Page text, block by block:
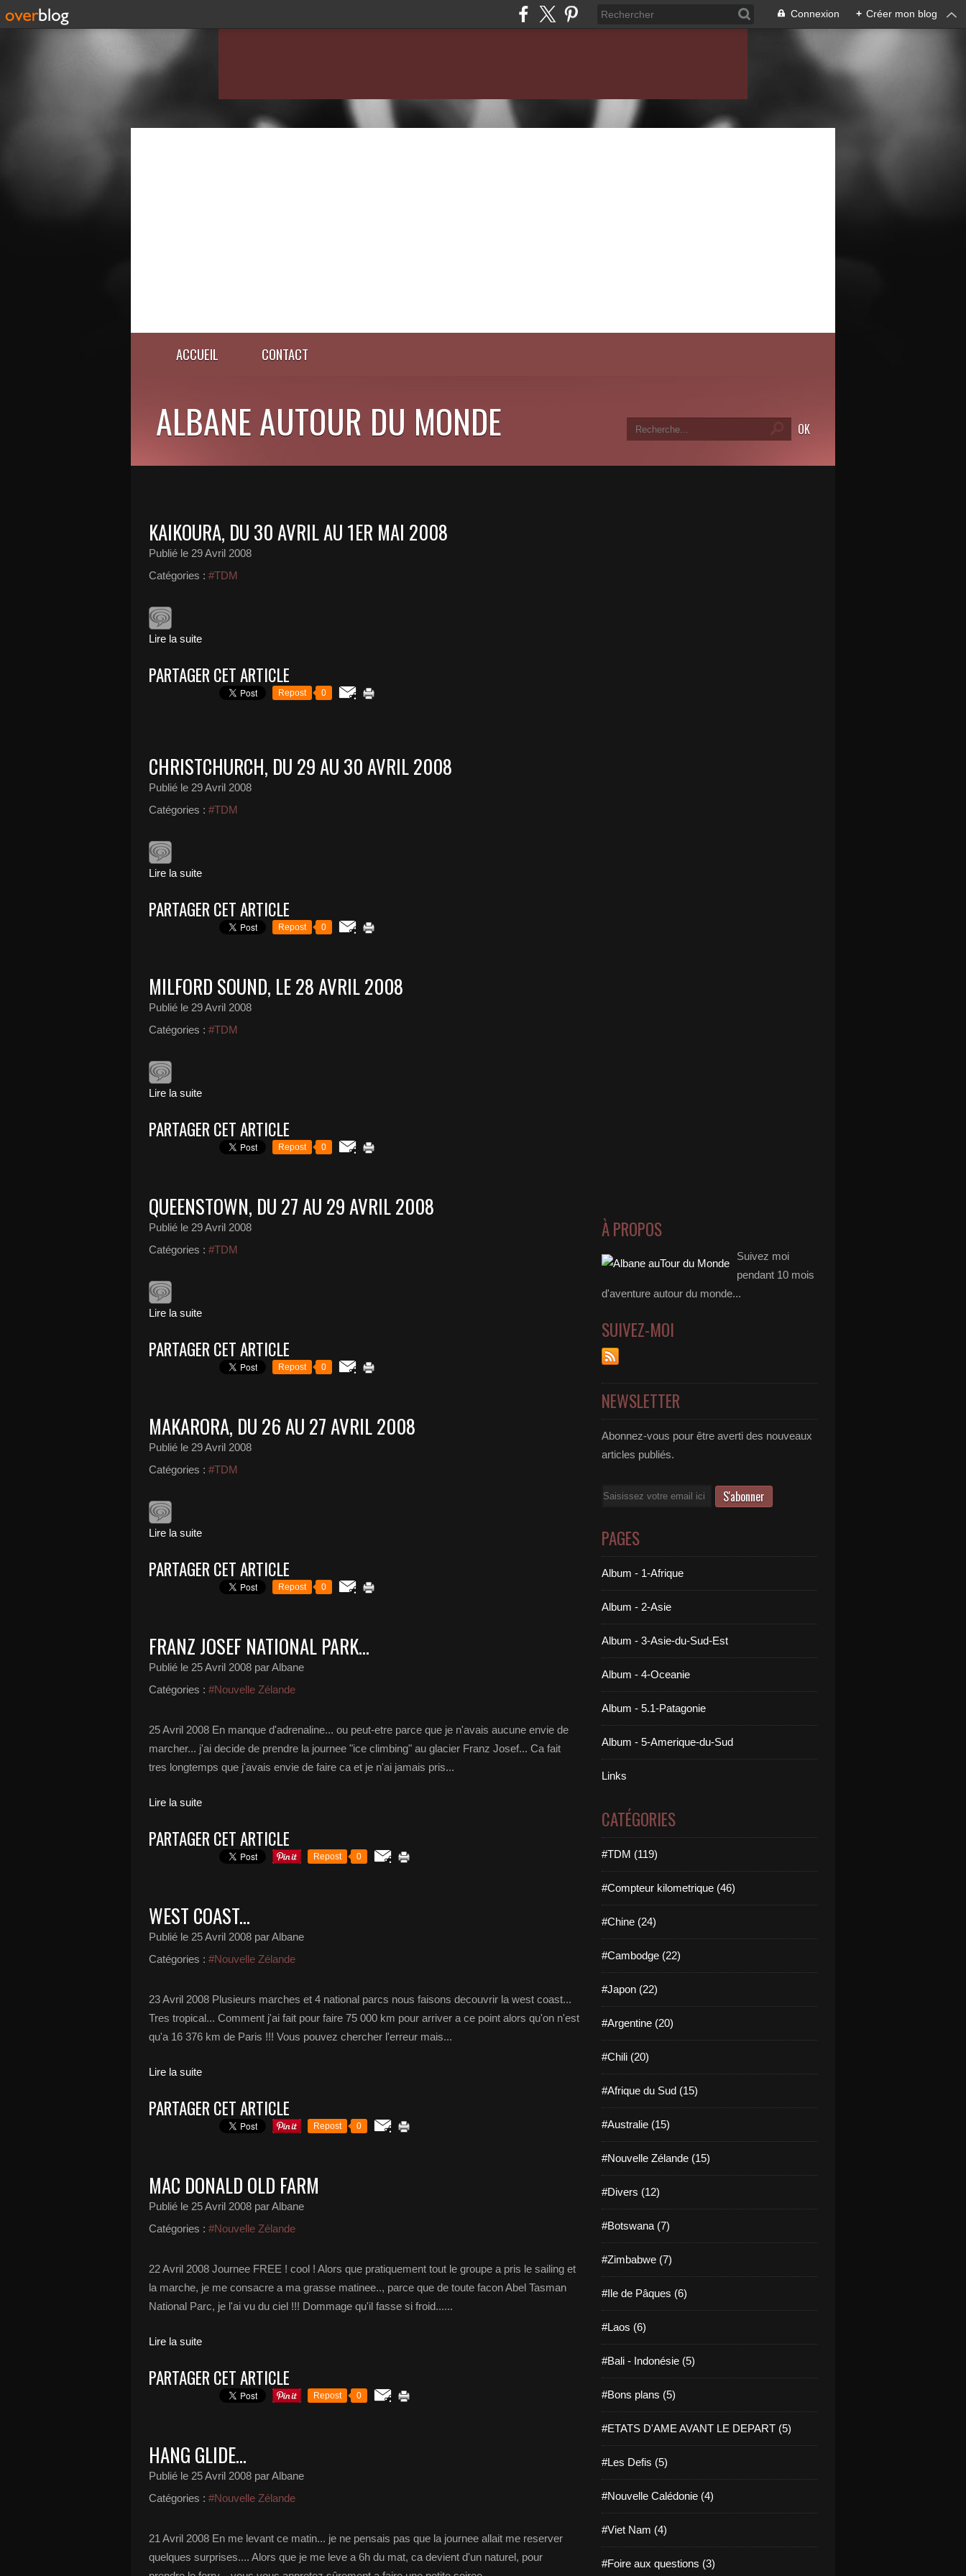
Connexion + Créer mon blog
ACCUEIL CONTACT
ALBANE AUTOUR DU MONDE
KAIKOURA, DU 30 AVRIL AU 1ER MAI 2008
Publié le 29 Avril 2008
Catégories : #TDM
Lire la suite
PARTAGER CET ARTICLE
Repost 0
CHRISTCHURCH, DU 29 AU 30 AVRIL 2008
Publié le 29 Avril 2008
Catégories : #TDM
Lire la suite
PARTAGER CET ARTICLE
Repost 0
MILFORD SOUND, LE 28 AVRIL 2008
Publié le 29 Avril 2008
Catégories : #TDM
Lire la suite
PARTAGER CET ARTICLE
Repost 0
QUEENSTOWN, DU 27 AU 29 AVRIL 2008
Publié le 29 Avril 2008
Catégories : #TDM
Lire la suite
PARTAGER CET ARTICLE
Repost 0
MAKARORA, DU 26 AU 27 AVRIL 2008
Publié le 29 Avril 2008
Catégories : #TDM
Lire la suite
PARTAGER CET ARTICLE
Repost 0
FRANZ JOSEF NATIONAL PARK...
Publié le 25 Avril 2008 par Albane
Catégories : #Nouvelle Zélande
25 Avril 2008 En manque d'adrenaline... ou peut-etre parce que je n'avais aucune envie de
marcher... j'ai decide de prendre la journee "ice climbing" au glacier Franz Josef... Ca fait
tres longtemps que j'avais envie de faire ca et je n'ai jamais pris...
Lire la suite
PARTAGER CET ARTICLE
Repost 0
WEST COAST...
Publié le 25 Avril 2008 par Albane
Catégories : #Nouvelle Zélande
23 Avril 2008 Plusieurs marches et 4 national parcs nous faisons decouvrir la west coast...
Tres tropical... Comment j'ai fait pour faire 75 000 km pour arriver a ce point alors qu'on n'est
qu'a 16 376 km de Paris !!! Vous pouvez chercher l'erreur mais...
Lire la suite
PARTAGER CET ARTICLE
Repost 0
MAC DONALD OLD FARM
Publié le 25 Avril 2008 par Albane
Catégories : #Nouvelle Zélande
22 Avril 2008 Journee FREE ! cool ! Alors que pratiquement tout le groupe a pris le sailing et
la marche, je me consacre a ma grasse matinee.., parce que de toute facon Abel Tasman
National Parc, je l'ai vu du ciel !!! Dommage qu'il fasse si froid......
Lire la suite
PARTAGER CET ARTICLE
Repost 0
HANG GLIDE...
Publié le 25 Avril 2008 par Albane
Catégories : #Nouvelle Zélande
21 Avril 2008 En me levant ce matin... je ne pensais pas que la journee allait me reserver
quelques surprises.... Alors que je me leve a 6h du mat, ca devient d'un naturel, pour
À PROPOS
Suivez moi
pendant 10 mois
d'aventure autour du monde...
SUIVEZ-MOI
NEWSLETTER
Abonnez-vous pour être averti des nouveaux
articles publiés.
Email
PAGES
Album - 1-Afrique
Album - 2-Asie
Album - 3-Asie-du-Sud-Est
Album - 4-Oceanie
Album - 5.1-Patagonie
Album - 5-Amerique-du-Sud
Links
CATÉGORIES
#TDM (119)
#Compteur kilometrique (46)
#Chine (24)
#Cambodge (22)
#Japon (22)
#Argentine (20)
#Chili (20)
#Afrique du Sud (15)
#Australie (15)
#Nouvelle Zélande (15)
#Divers (12)
#Botswana (7)
#Zimbabwe (7)
#Ile de Pâques (6)
#Laos (6)
#Bali - Indonésie (5)
#Bons plans (5)
#ETATS D'AME AVANT LE DEPART (5)
#Les Defis (5)
#Nouvelle Calédonie (4)
#Viet Nam (4)
#Foire aux questions (3)